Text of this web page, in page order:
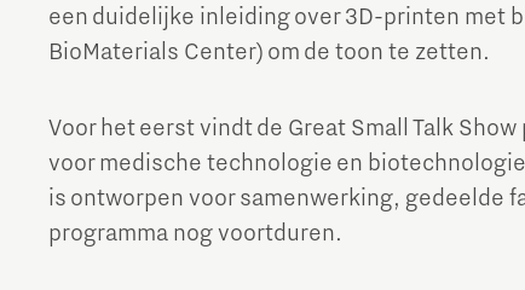
Integrated Photonics
The Gate voor tech startups
Brainport Networking Financials
een duidelijke inleiding over 3D-printen met
BioMaterials Center) om de toon te zetten.
Voor het eerst vindt de Great Small Talk
voor medische technologie en
is ontworpen voor samenwerking, gedeelde
programma nog voortduren.